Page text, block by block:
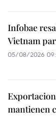
Infobae
Vietnam
05/08/2026
mantienen